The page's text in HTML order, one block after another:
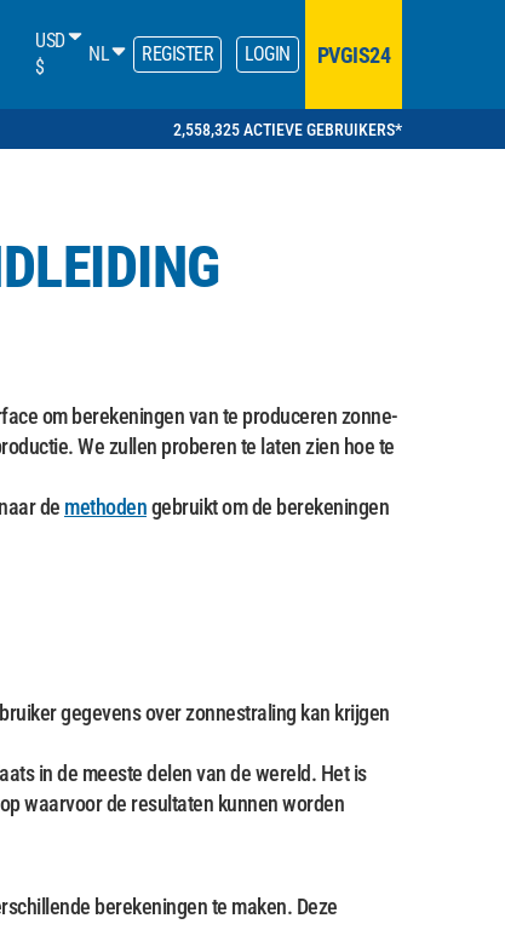
USD
$
NL REGISTER LOGIN PVGIS24
2,558,325 ACTIEVE GEBRUIKERS*
om berekeningen van te produceren zonne-
We zullen proberen te laten zien hoe te
de methodengebruikt om de berekeningen
gegevens over zonnestraling kan krijgen
in de meeste delen van de wereld. Het is
waarvoor de resultaten kunnen worden
berekeningen te maken. Deze